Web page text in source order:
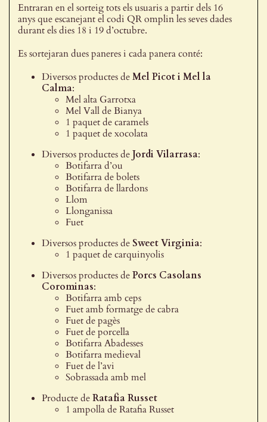
Entraran en el sorteig tots els usuaris a partir dels 16
anys que escanejant el codi QR omplin les seves dades
durant els dies 18 i 19 d’octubre.
Es sortejaran dues paneres i cada panera conté:
Diversos productes deMel Picot i Mel la
Calma:
Mel alta Garrotxa
Mel Vall de Bianya
1 paquet de caramels
1 paquet de xocolata
Diversos productes deJordi Vilarrasa:
Botifarra d’ou
Botifarra de bolets
Botifarra de llardons
Llom
Llonganissa
Fuet
Diversos productes de Sweet Virginia:
1 paquet de carquinyolis
Diversos productes dePorcs Casolans
Corominas:
Botifarra amb ceps
Fuet amb formatge de cabra
Fuet de pagès
Fuet de porcella
Botifarra Abadesses
Botifarra medieval
Fuet de l’avi
Sobrassada amb mel
Producte deRatafia Russet
1 ampolla de Ratafia Russet